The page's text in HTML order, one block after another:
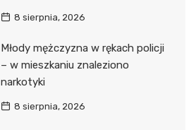
8 sierpnia, 2026
Młody mężczyzna w rękach policji
– w mieszkaniu znaleziono
narkotyki
8 sierpnia, 2026